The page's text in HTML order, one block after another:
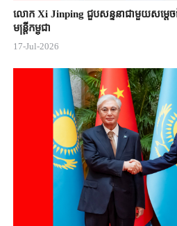
លោក Xi Jinping ជួបសន្ទនាជាមួយសម្តេ
មន្ត្រីកម្ពុជា
17-Jul-2026